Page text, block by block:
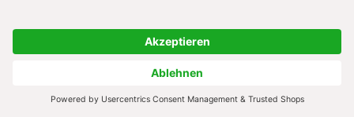
nächstniedrigeren Ebene, also in den EU-
Mitgliedstaaten, nicht lösen lässt. Stehen dem
zuständigen politischen Akteur mehrere
erfolgversprechende Lösungsansätze zur Verfügung,